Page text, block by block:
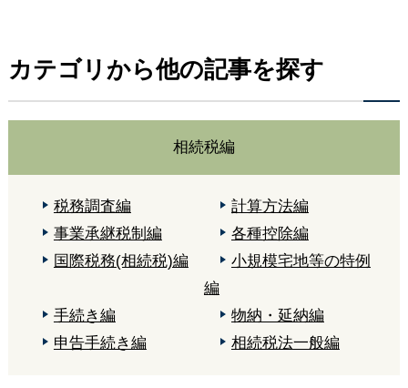
カテゴリから他の記事を探す
相続税編
税務調査編
計算方法編
事業承継税制編
各種控除編
国際税務(相続税)編
小規模宅地等の特例
編
手続き編
物納・延納編
申告手続き編
相続税法一般編